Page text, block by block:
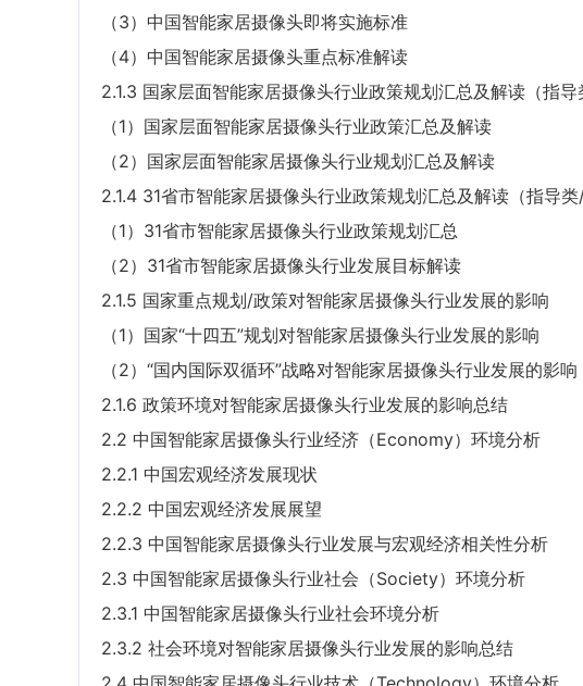
（3）中国智能家居摄像头即将实施标准
（4）中国智能家居摄像头重点标准解读
2.1.3 国家层面智能家居摄像头行业政策规划汇总及解读（指导
（1）国家层面智能家居摄像头行业政策汇总及解读
（2）国家层面智能家居摄像头行业规划汇总及解读
2.1.4 31省市智能家居摄像头行业政策规划汇总及解读（指导类
（1）31省市智能家居摄像头行业政策规划汇总
（2）31省市智能家居摄像头行业发展目标解读
2.1.5 国家重点规划/政策对智能家居摄像头行业发展的影响
（1）国家“十四五”规划对智能家居摄像头行业发展的影响
（2）“国内国际双循环”战略对智能家居摄像头行业发展的影响
2.1.6 政策环境对智能家居摄像头行业发展的影响总结
2.2 中国智能家居摄像头行业经济（Economy）环境分析
2.2.1 中国宏观经济发展现状
2.2.2 中国宏观经济发展展望
2.2.3 中国智能家居摄像头行业发展与宏观经济相关性分析
2.3 中国智能家居摄像头行业社会（Society）环境分析
2.3.1 中国智能家居摄像头行业社会环境分析
2.3.2 社会环境对智能家居摄像头行业发展的影响总结